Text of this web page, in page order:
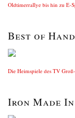
Oldtimerrallye bis hin zu E-
Best of
Die Heimspiele des TV
Iron Made